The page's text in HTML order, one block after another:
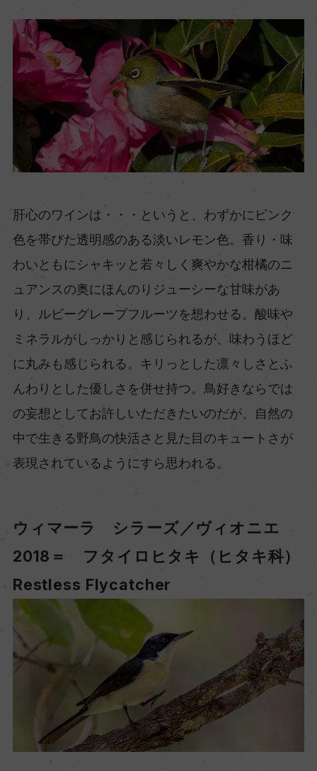
肝心のワインは・・・というと、わずかにピンク
色を帯びた透明感のある淡いレモン色。香り・味
わいともにシャキッと若々しく爽やかな柑橘のニ
ュアンスの奥にほんのりジューシーな甘味があ
り、ルビーグレープフルーツを想わせる。酸味や
ミネラルがしっかりと感じられるが、味わうほど
に丸みも感じられる。キリっとした凛々しさとふ
んわりとした優しさを併せ持つ。鳥好きならでは
の妄想としてお許しいただきたいのだが、自然の
中で生きる野鳥の快活さと見た目のキュートさが
表現されているようにすら思われる。
ウィマーラ シラーズ／ヴィオニエ
2018＝ フタイロヒタキ（ヒタキ科）
Restless Flycatcher